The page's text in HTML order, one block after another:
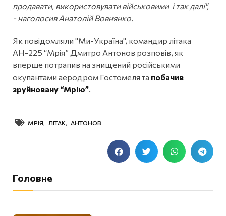
продавати, використовувати військовими і так далі",
- наголосив Анатолій Вовнянко.
Як повідомляли "Ми-Україна", командир літака
АН-225 “Мрія” Дмитро Антонов розповів, як
вперше потрапив на знищений російськими
окупантами аеродром Гостомеля та побачив
зруйновану “Мрію”
МРІЯ ЛІТАК АНТОНОВ
Головне